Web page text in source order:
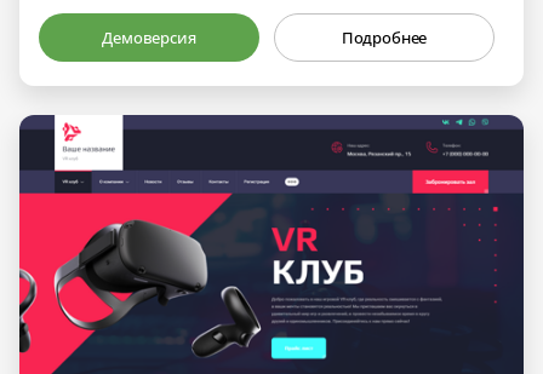
Демоверсия Подробнее